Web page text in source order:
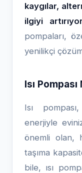
kaygılar,
ilgiyi
pompaları,
yenilikçi
Isı
Isı
enerjiyle
önemli olan,
taşıma
bile, ısı